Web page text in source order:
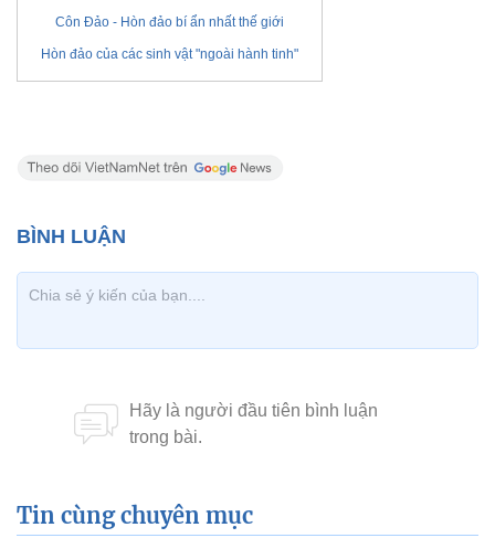
Côn Đảo - Hòn đảo bí ẩn nhất thế giới
Hòn đảo của các sinh vật "ngoài hành tinh"
Tin cùng chuyên mục